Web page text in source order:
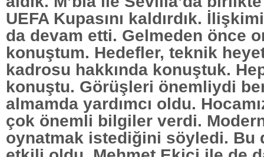
UEFA Kupasını kaldırdık.
da devam etti. Gelmeden önce
konuştum. Hedefler, teknik
kadrosu hakkında konuştuk.
konuştu. Görüşleri önemliydi
almamda yardımcı oldu.
çok önemli bilgiler verdi.
oynatmak istediğini söyledi. Bu